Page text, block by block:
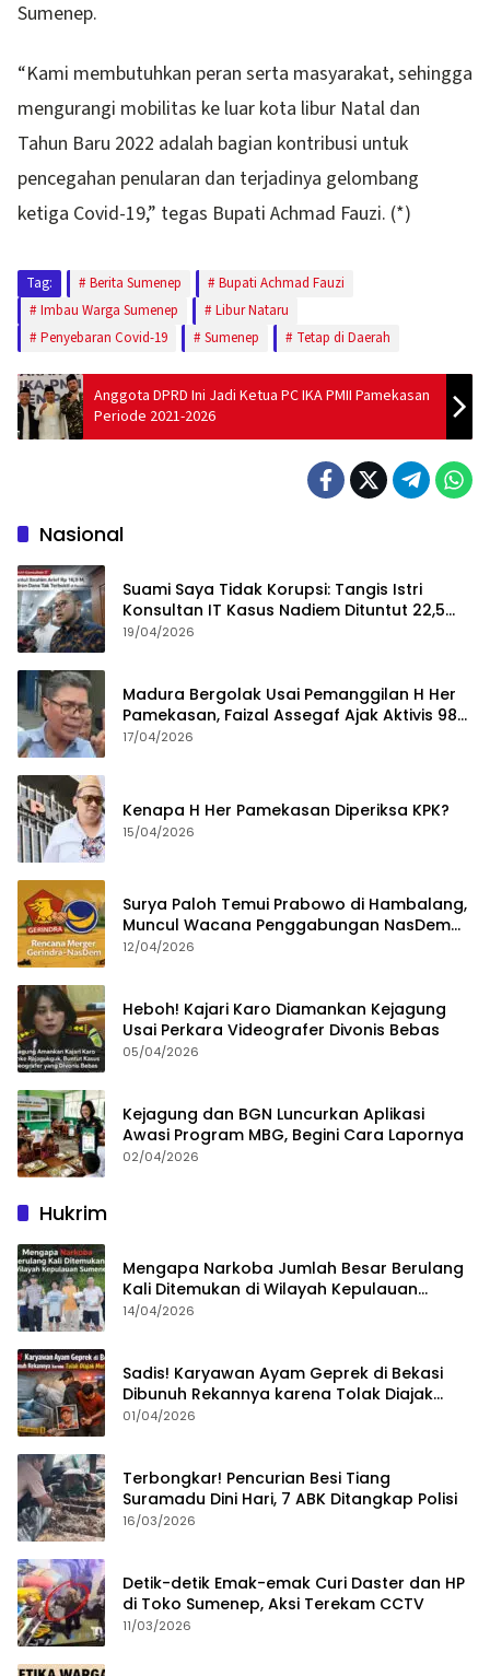
Sumenep.
“Kami membutuhkan peran serta masyarakat, sehingga
mengurangi mobilitas ke luar kota libur Natal dan
Tahun Baru 2022 adalah bagian kontribusi untuk
pencegahan penularan dan terjadinya gelombang
ketiga Covid-19,” tegas Bupati Achmad Fauzi. (*)
Tag: Berita Sumenep
Bupati Achmad Fauzi
Imbau Warga Sumenep
Libur Nataru
Penyebaran Covid-19
Sumenep Tetap di Daerah
Anggota DPRD Ini Jadi Ketua PC IKA PMII Pamekasan
Periode 2021-2026
Nasional
Suami Saya Tidak Korupsi: Tangis Istri
Konsultan IT Kasus Nadiem Dituntut 22,5
Tahun
19/04/2026
Madura Bergolak Usai Pemanggilan H Her
Pamekasan, Faizal Assegaf Ajak Aktivis 98
Bongkar Permainan KPK
17/04/2026
Kenapa H Her Pamekasan Diperiksa KPK?
15/04/2026
Surya Paloh Temui Prabowo di Hambalang,
Muncul Wacana Penggabungan NasDem
dan Gerindra
12/04/2026
Heboh! Kajari Karo Diamankan Kejagung
Usai Perkara Videografer Divonis Bebas
05/04/2026
Kejagung dan BGN Luncurkan Aplikasi
Awasi Program MBG, Begini Cara Lapornya
02/04/2026
Hukrim
Mengapa Narkoba Jumlah Besar Berulang
Kali Ditemukan di Wilayah Kepulauan
Sumenep?
14/04/2026
Sadis! Karyawan Ayam Geprek di Bekasi
Dibunuh Rekannya karena Tolak Diajak
Merampok Majikan
01/04/2026
Terbongkar! Pencurian Besi Tiang
Suramadu Dini Hari, 7 ABK Ditangkap Polisi
16/03/2026
Detik-detik Emak-emak Curi Daster dan HP
di Toko Sumenep, Aksi Terekam CCTV
11/03/2026